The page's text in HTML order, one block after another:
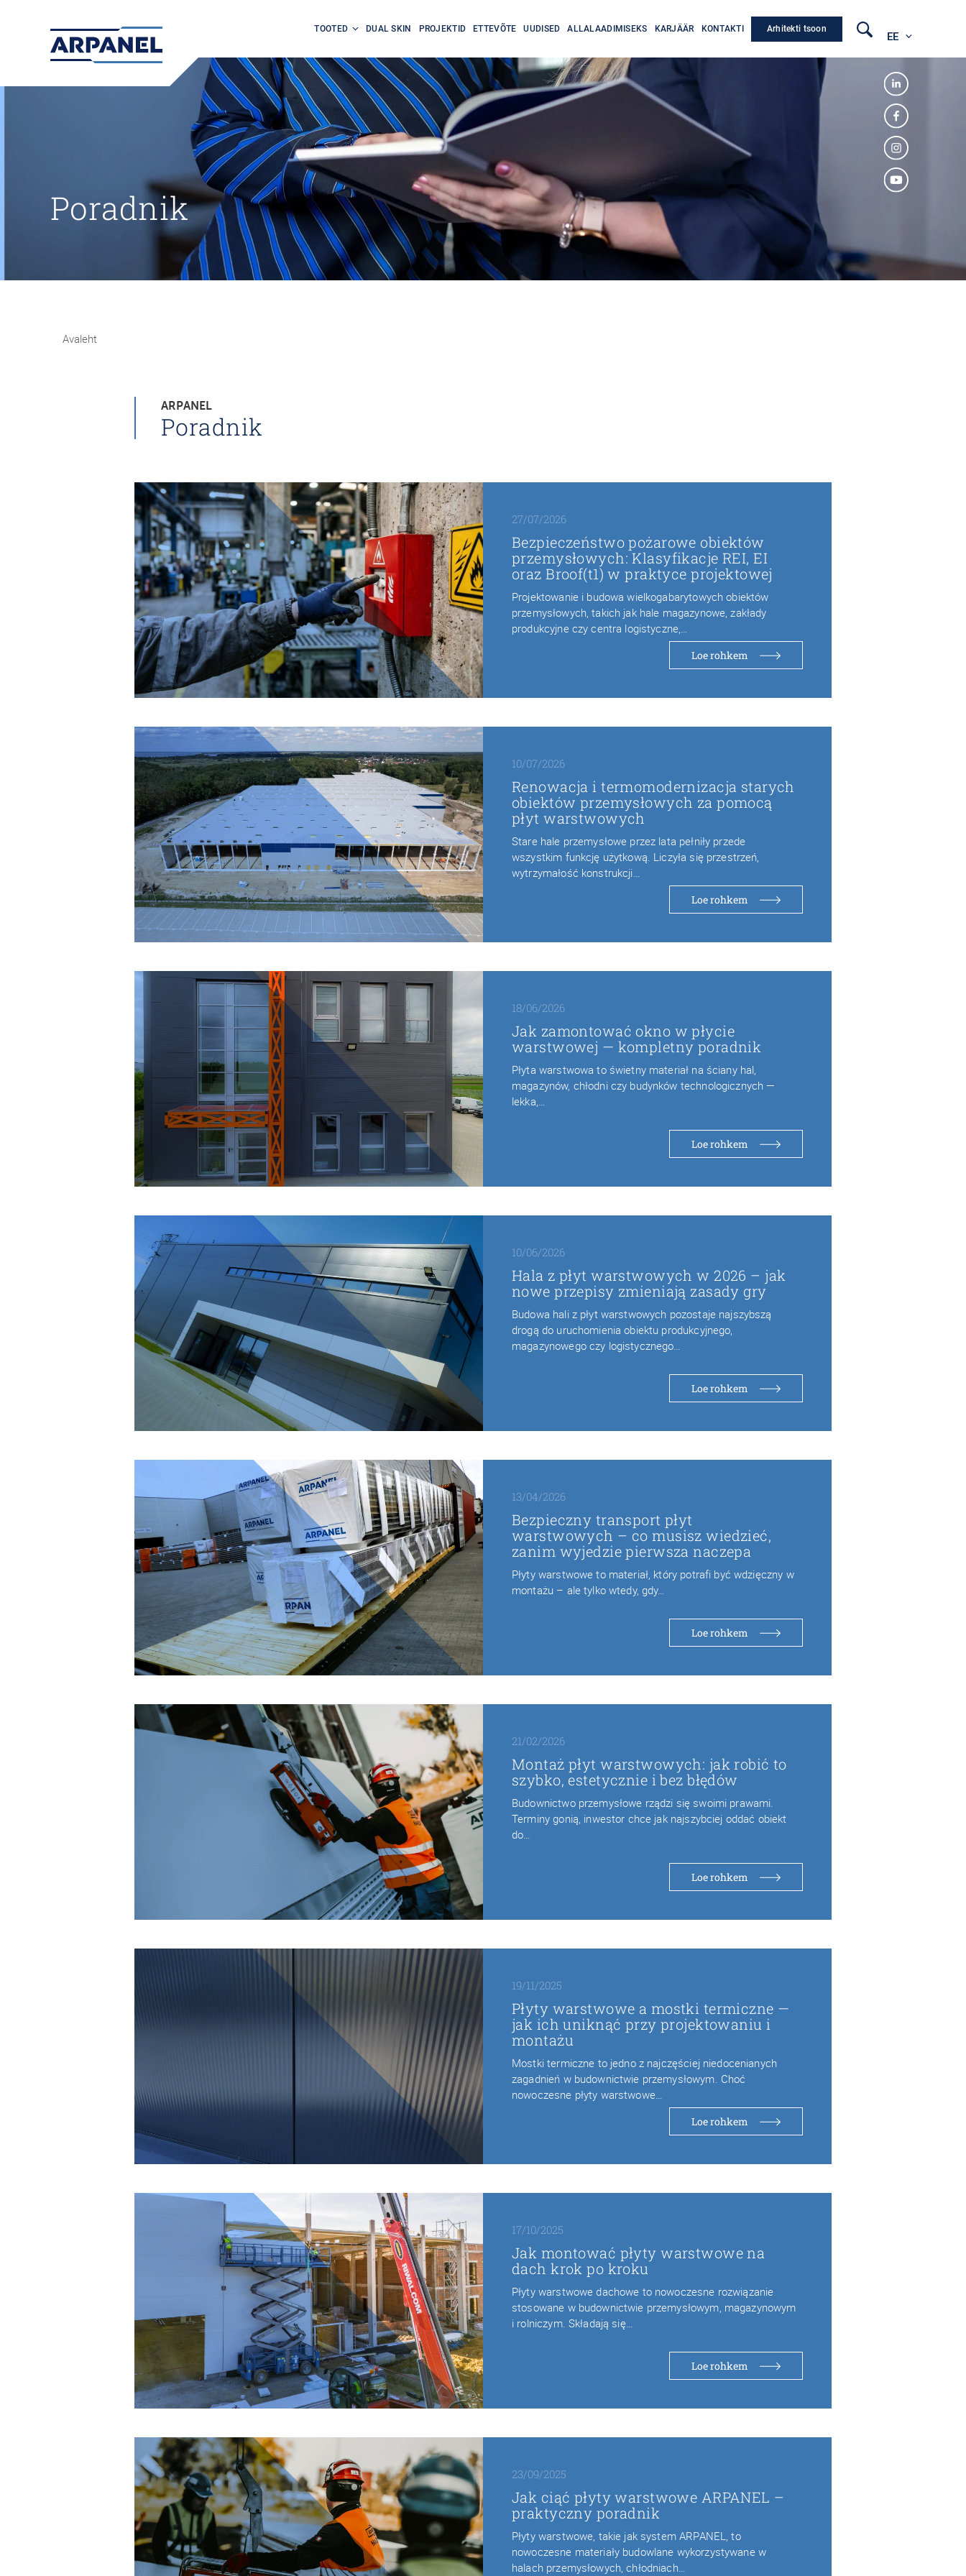
TOOTED DUAL SKIN PROJEKTID ETTEVÕTE UUDISED ALLALAADIMISEKS KARJÄÄR KONTAKTI Arhitekti tsoon
EE
Poradnik
Avaleht
ARPANEL
Poradnik
27/07/2026
Bezpieczeństwo pożarowe obiektów
przemysłowych: Klasyfikacje REI, EI
oraz Broof(t1) w praktyce projektowej
Projektowanie i budowa wielkogabarytowych obiektów
przemysłowych, takich jak hale magazynowe, zakłady
produkcyjne czy centra logistyczne,…
Loe rohkem
10/07/2026
Renowacja i termomodernizacja starych
obiektów przemysłowych za pomocą
płyt warstwowych
Stare hale przemysłowe przez lata pełniły przede
wszystkim funkcję użytkową. Liczyła się przestrzeń,
wytrzymałość konstrukcji…
Loe rohkem
18/06/2026
Jak zamontować okno w płycie
warstwowej — kompletny poradnik
Płyta warstwowa to świetny materiał na ściany hal,
magazynów, chłodni czy budynków technologicznych —
lekka,…
Loe rohkem
10/06/2026
Hala z płyt warstwowych w 2026 – jak
nowe przepisy zmieniają zasady gry
Budowa hali z płyt warstwowych pozostaje najszybszą
drogą do uruchomienia obiektu produkcyjnego,
magazynowego czy logistycznego…
Loe rohkem
13/04/2026
Bezpieczny transport płyt
warstwowych – co musisz wiedzieć,
zanim wyjedzie pierwsza naczepa
Płyty warstwowe to materiał, który potrafi być wdzięczny w
montażu – ale tylko wtedy, gdy…
Loe rohkem
21/02/2026
Montaż płyt warstwowych: jak robić to
szybko, estetycznie i bez błędów
Budownictwo przemysłowe rządzi się swoimi prawami.
Terminy gonią, inwestor chce jak najszybciej oddać obiekt
do…
Loe rohkem
19/11/2025
Płyty warstwowe a mostki termiczne —
jak ich uniknąć przy projektowaniu i
montażu
Mostki termiczne to jedno z najczęściej niedocenianych
zagadnień w budownictwie przemysłowym. Choć
nowoczesne płyty warstwowe…
Loe rohkem
17/10/2025
Jak montować płyty warstwowe na
dach krok po kroku
Płyty warstwowe dachowe to nowoczesne rozwiązanie
stosowane w budownictwie przemysłowym, magazynowym
i rolniczym. Składają się…
Loe rohkem
23/09/2025
Jak ciąć płyty warstwowe ARPANEL –
praktyczny poradnik
Płyty warstwowe, takie jak system ARPANEL, to
nowoczesne materiały budowlane wykorzystywane w
halach przemysłowych, chłodniach…